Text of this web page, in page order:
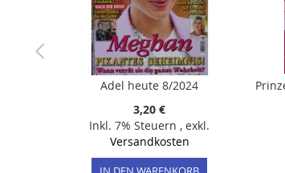
Adel heute 8/2024
3,20 €
Inkl. 7% Steuern , exkl.
Versandkosten